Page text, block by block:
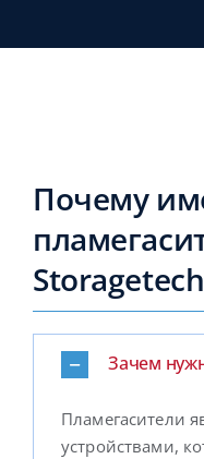
Почему
Зачем
Пламегасители
устройствами,